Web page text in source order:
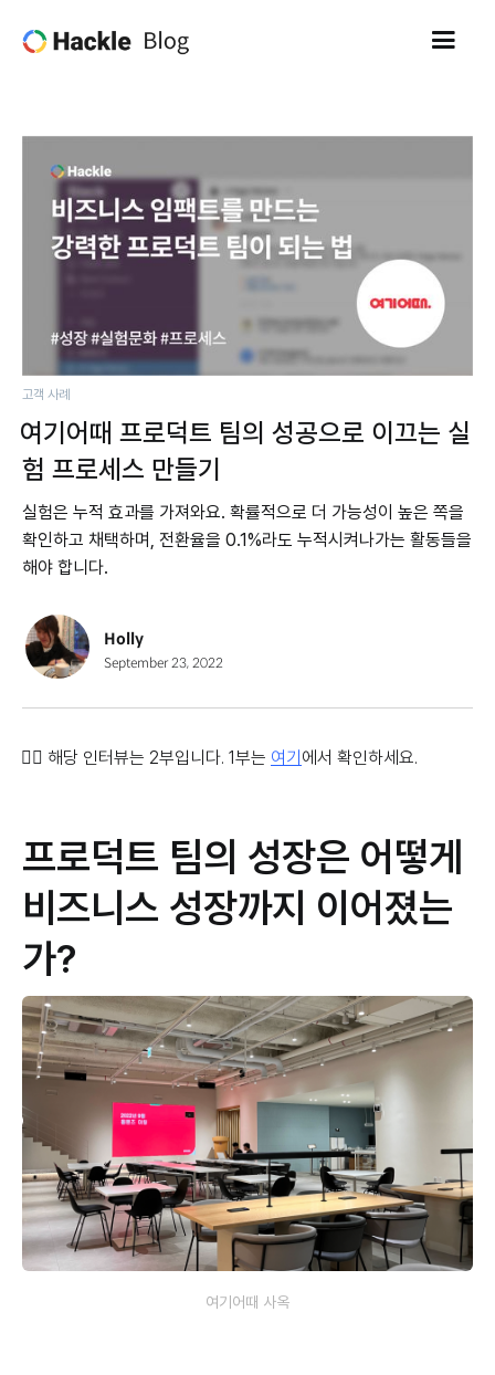
고객 사례
여기어때 프로덕트 팀의 성공으로 이끄는 실
험 프로세스 만들기
실험은 누적 효과를 가져와요. 확률적으로 더 가능성이 높은 쪽을
확인하고 채택하며, 전환율을 0.1%라도 누적시켜나가는 활동들을
해야 합니다.
Holly
September 23, 2022
👉🏻 해당 인터뷰는 2부입니다. 1부는 여기에서 확인하세요.
프로덕트 팀의 성장은 어떻게
비즈니스 성장까지 이어졌는
가?
여기어때 사옥